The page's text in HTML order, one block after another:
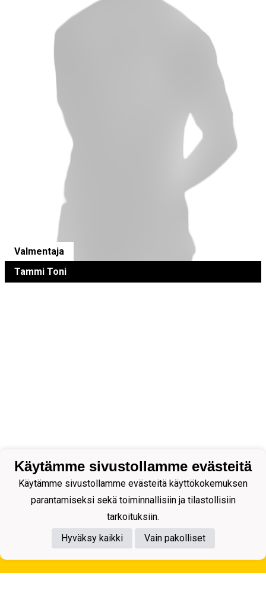
Valmentaja
Tammi Toni
Tietosuojaseloste
Käytämme sivustollamme evästeitä
Käytämme sivustollamme evästeitä käyttökokemuksen
parantamiseksi sekä toiminnallisiin ja tilastollisiin
tarkoituksiin.
Hyväksy kaikki
Vain pakolliset